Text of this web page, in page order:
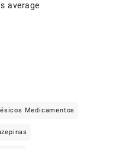
average
Medicamentos